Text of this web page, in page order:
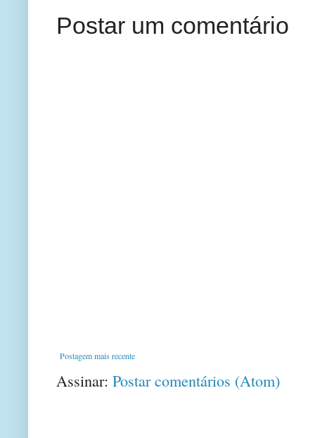
Postar um comentário
Postagem mais recente
Assinar: Postar comentários (Atom)